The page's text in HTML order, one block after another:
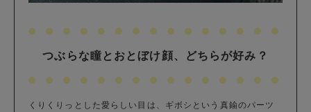
つぶらな瞳とおとぼけ顔、どちらが好み？
くりくりっとした愛らしい目は、ギボシという真鍮のパーツ